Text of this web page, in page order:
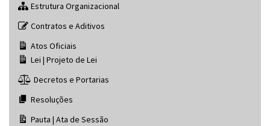
Estrutura Organizacional
Contratos e Aditivos
Atos Oficiais
Lei | Projeto de Lei
Decretos e Portarias
Resoluções
Pauta | Ata de Sessão